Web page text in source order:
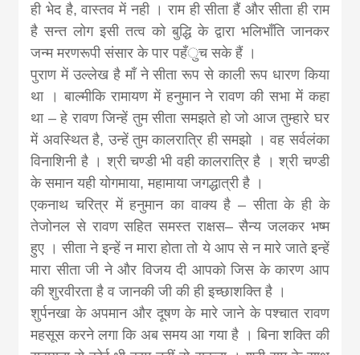
ही भेद है, वास्तव में नही । राम ही सीता हैं और सीता ही राम
है सन्त लोग इसी तत्व को बुद्धि के द्वारा भलिभाँति जानकर
जन्म मरणरूपी संसार के पार पहँुच सके हैं ।
पुराण में उल्लेख है माँ ने सीता रूप से काली रूप धारण किया
था । बाल्मीकि रामायण में हनुमान ने रावण की सभा में कहा
था – हे रावण जिन्हें तुम सीता समझते हो जो आज तुम्हारे घर
में अवस्थित है, उन्हें तुम कालरात्रि ही समझो । वह सर्वलंका
विनाशिनी है । श्री चण्डी भी वही कालरात्रि है । श्री चण्डी
के समान यही योगमाया, महामाया जगद्धात्री है ।
एकनाथ चरित्र में हनुमान का वाक्य है – सीता के ही के
तेजोनल से रावण सहित समस्त राक्षस– सैन्य जलकर भष्म
हुए । सीता ने इन्हें न मारा होता तो ये आप से न मारे जाते इन्हें
मारा सीता जी ने और विजय दी आपको जिस के कारण आप
की शुरवीरता है व जानकी जी की ही इच्छाशक्ति है ।
शुर्पनखा के अपमान और दूषण के मारे जाने के पश्चात रावण
महसूस करने लगा कि अब समय आ गया है । बिना शक्ति की